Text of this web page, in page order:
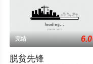
完结 6.0
脱贫先锋